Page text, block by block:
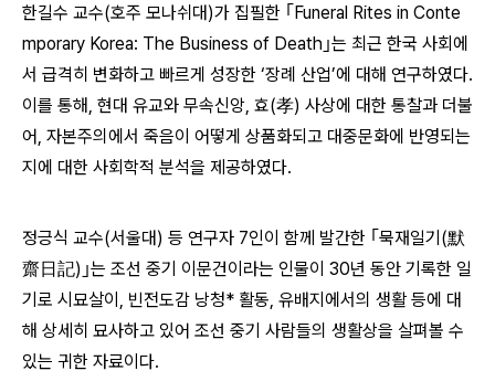
한길수 교수(호주 모나쉬대)가 집필한 ｢Funeral Rites in Conte
mporary Korea: The Business of Death｣는 최근 한국 사회에
서 급격히 변화하고 빠르게 성장한 ‘장례 산업’에 대해 연구하였다.
이를 통해, 현대 유교와 무속신앙, 효(孝) 사상에 대한 통찰과 더불
어, 자본주의에서 죽음이 어떻게 상품화되고 대중문화에 반영되는
지에 대한 사회학적 분석을 제공하였다.
정긍식 교수(서울대) 등 연구자 7인이 함께 발간한 ｢묵재일기(默
齋日記)｣는 조선 중기 이문건이라는 인물이 30년 동안 기록한 일
기로 시묘살이, 빈전도감 낭청* 활동, 유배지에서의 생활 등에 대
해 상세히 묘사하고 있어 조선 중기 사람들의 생활상을 살펴볼 수
있는 귀한 자료이다.